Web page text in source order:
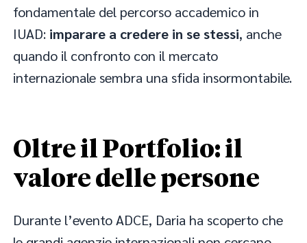
fondamentale del percorso accademico in
IUAD: imparare a credere in se stessi, anche
quando il confronto con il mercato
internazionale sembra una sfida insormontabile.
Oltre il Portfolio: il
valore delle persone
Durante l’evento ADCE, Daria ha scoperto che